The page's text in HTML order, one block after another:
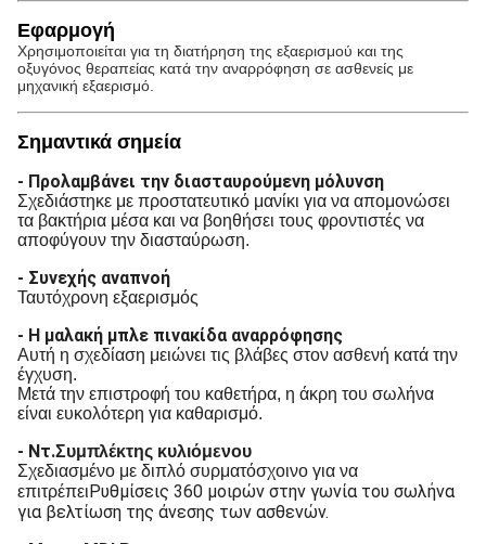
Εφαρμογή
Χρησιμοποιείται για τη διατήρηση της εξαερισμού και της
οξυγόνος θεραπείας κατά την αναρρόφηση σε ασθενείς με
μηχανική εξαερισμό.
Σημαντικά σημεία
- Προλαμβάνει την διασταυρούμενη μόλυνση
Σχεδιάστηκε με προστατευτικό μανίκι για να απομονώσει
τα βακτήρια μέσα και να βοηθήσει τους φροντιστές να
αποφύγουν την διασταύρωση.
- Συνεχής αναπνοή
Ταυτόχρονη εξαερισμός
- Η μαλακή μπλε πινακίδα αναρρόφησης
Αυτή η σχεδίαση μειώνει τις βλάβες στον ασθενή κατά την
έγχυση.
Μετά την επιστροφή του καθετήρα, η άκρη του σωλήνα
είναι ευκολότερη για καθαρισμό.
- Ντ.Συμπλέκτης κυλιόμενου
Σχεδιασμένο με διπλό συρματόσχοινο για να
επιτρέπειΡυθμίσεις 360 μοιρών στην γωνία του σωλήνα
για βελτίωση της άνεσης των ασθενών.